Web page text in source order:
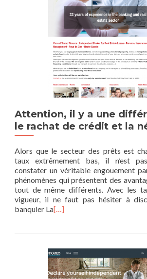
Attention, il y a une
le rachat de crédit et la
Alors que le secteur des prêts est
taux extrêmement bas, il n’est
constater un véritable engouement
phénomènes qui présentent des
tout de même différents. Avec les
vigueur, il ne faut pas hésiter à
banquier La[…]